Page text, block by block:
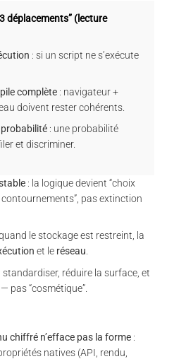
déplacements” (lecture
: si un script ne s’exécute
complète : navigateur +
doivent rester cohérents.
probabilité : une probabilité
et discriminer.
: la logique devient “choix
pas extinction
le stockage est restreint, la
et le réseau.
: standardiser, réduire la surface, et
— pas “cosmétique”.
chiffré n’efface pas la forme :
natives (API, rendu,